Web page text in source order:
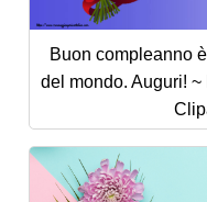
Buon compleanno
del mondo. Auguri!